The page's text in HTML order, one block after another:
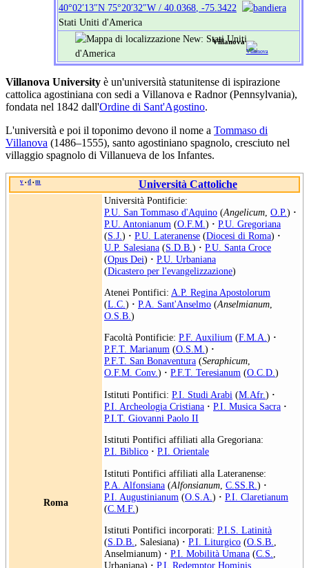
40°02′13″N 75°20′32″W / 40.0368, -75.3422
Stati Uniti d'America
Villanova
Villanova University è un'università statunitense di ispirazione
cattolica agostiniana con sedi a Villanova e Radnor (Pennsylvania),
fondata nel 1842 dall'Ordine di Sant'Agostino.
L'università e poi il toponimo devono il nome a Tommaso di
Villanova (1486–1555), santo agostiniano spagnolo, cresciuto nel
villaggio spagnolo di Villanueva de los Infantes.
v • d • m Università Cattoliche
Roma
Università Pontificie:
P.U. San Tommaso d'Aquino (Angelicum O.P.) ·
P.U. Antonianum (O.F.M. ) · P.U. Gregoriana
(S.J. ) · P.U. Lateranense (Diocesi di Roma) ·
U.P. Salesiana (S.D.B. ) · P.U. Santa Croce
(Opus Dei) · P.U. Urbaniana
(Dicastero per l'evangelizzazione)
Atenei Pontifici: A.P. Regina Apostolorum
(L.C. ) · P.A. Sant'Anselmo (Anselmianum
O.S.B. )
Facoltà Pontificie: P.F. Auxilium (F.M.A.) ·
P.F.T. Marianum (O.S.M.) ·
P.F.T. San Bonaventura (Seraphicum,
O.F.M. Conv.) · P.F.T. Teresianum (O.C.D.)
Istituti Pontifici: P.I. Studi Arabi (M.Afr.) ·
P.I. Archeologia Cristiana · P.I. Musica Sacra ·
P.I.T. Giovanni Paolo II
Istituti Pontifici affiliati alla Gregoriana:
P.I. Biblico · P.I. Orientale
Istituti Pontifici affiliati alla Lateranense:
P.A. Alfonsiana (Alfonsianum C.SS.R. ) ·
P.I. Augustinianum (O.S.A. ) · P.I. Claretianum
(C.M.F.)
Istituti Pontifici incorporati: P.I.S. Latinità
(S.D.B. , Salesiana) · P.I. Liturgico (O.S.B.
Anselmianum) · P.I. Mobilità Umana (C.S.
Urbaniana) · P.I. Redemptor Hominis